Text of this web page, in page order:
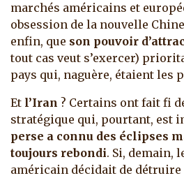
marchés américains et
obsession de la nouvelle
enfin, que son pouvoir
tout cas veut s’exercer)
pays qui, naguère, étaient les
Et l’Iran ? Certains ont fait fi
stratégique qui, pourtant, est
perse a connu des éclipses
toujours rebondi. Si, demain,
américain décidait de